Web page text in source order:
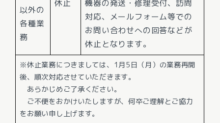
以外の
各種業
務
休止
機器の発送・修理受付、訪問
対応、メールフォーム等での
お問い合わせへの回答などが
休止となります。
※休止業務につきましては、1月5日（月）の業務再開
後、順次対応させていただきます。
あらかじめご了承ください。
ご不便をおかけいたしますが、何卒ご理解とご協力
をお願い申し上げます。